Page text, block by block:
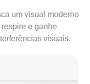
um visual moderno
e ganhe
visuais.